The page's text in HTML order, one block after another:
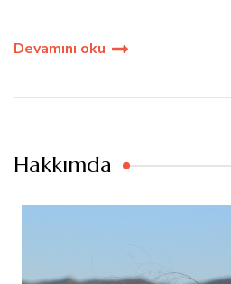
Devamını oku
Hakkımda